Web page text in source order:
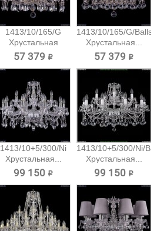
1413/10/165/G
Хрустальная
подвесная...
57 379 ₽
1413/10/165/G/Balls
Хрустальная...
57 379 ₽
1413/10+5/300/Ni
Хрустальная...
99 150 ₽
1413/10+5/300/Ni/Balls
Хрустальная...
99 150 ₽